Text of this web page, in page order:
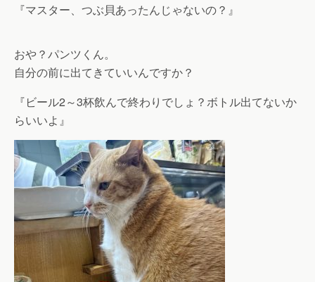
『マスター、つぶ貝あったんじゃないの？』
おや？パンツくん。
自分の前に出てきていいんですか？
『ビール2～3杯飲んで終わりでしょ？ボトル出てないか
らいいよ』